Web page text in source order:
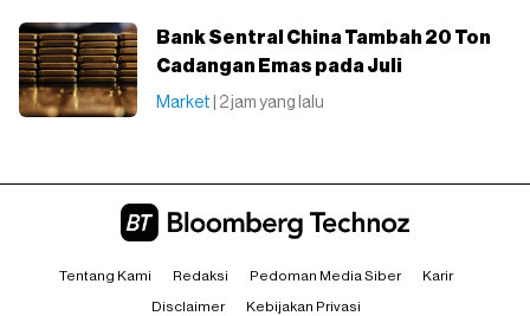
Bank Sentral China Tambah 20 Ton
Cadangan Emas pada Juli
Market | 2 jam yang lalu
Tentang Kami Redaksi Pedoman Media Siber Karir
Disclaimer Kebijakan Privasi